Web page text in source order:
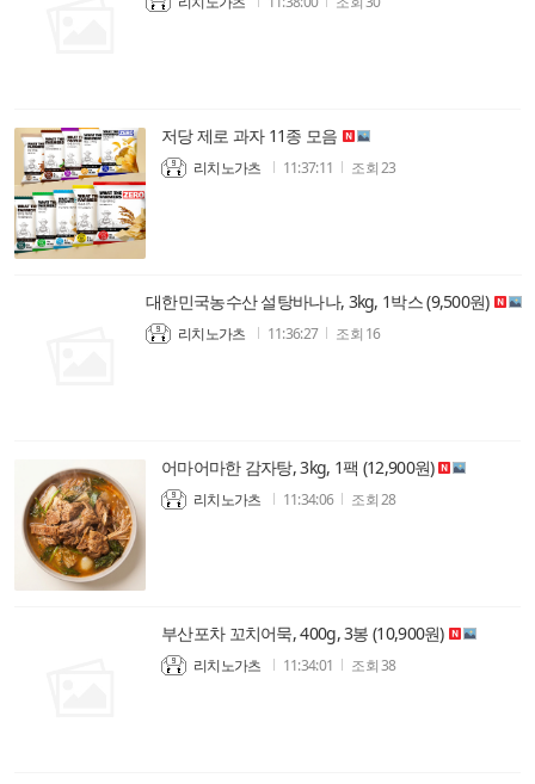
저당 제로 과자 11종 모음
리치노가츠 11:37:11 조회23
대한민국농수산 설탕바나나, 3kg, 1박스 (9,500원)
리치노가츠 11:36:27 조회 16
어마어마한 감자탕, 3kg, 1팩 (12,900원)
리치노가츠 11:34:06 조회28
부산포차 꼬치어묵, 400g, 3봉 (10,900원)
리치노가츠 11:34:01 조회38